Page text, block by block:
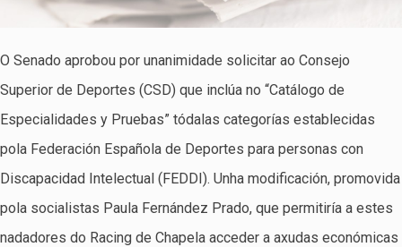
O Senado aprobou por unanimidade solicitar ao Consejo
Superior de Deportes (CSD) que inclúa no “Catálogo de
Especialidades y Pruebas” tódalas categorías establecidas
pola Federación Española de Deportes para personas con
Discapacidad Intelectual (FEDDI). Unha modificación, promovida
pola socialistas Paula Fernández Prado, que permitiría a estes
nadadores do Racing de Chapela acceder a axudas económicas